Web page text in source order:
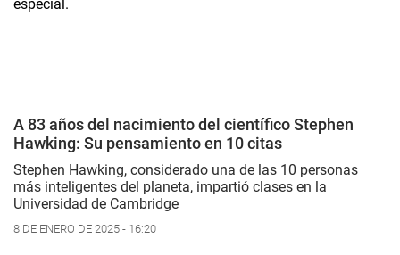
A 83 años del nacimiento del científico Stephen
Hawking: Su pensamiento en 10 citas
Stephen Hawking, considerado una de las 10 personas
más inteligentes del planeta, impartió clases en la
Universidad de Cambridge
8 DE ENERO DE 2025 - 16:20